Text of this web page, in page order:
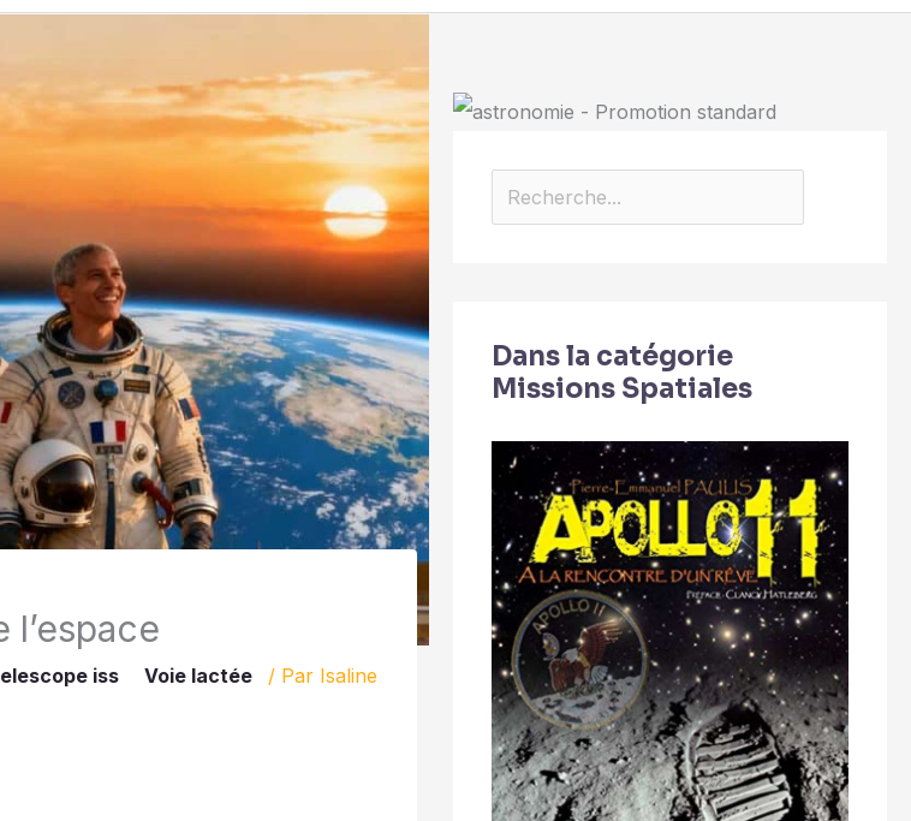
iss Voie lactée / Par Isaline
Dans la catégorie
Missions Spatiales